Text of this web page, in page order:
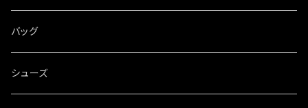
バッグ
シューズ